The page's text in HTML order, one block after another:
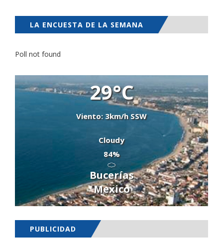
LA ENCUESTA DE LA SEMANA
Poll not found
29°C
Viento: 3km/h SSW
Cloudy
84%
Bucerías
Mexico
PUBLICIDAD